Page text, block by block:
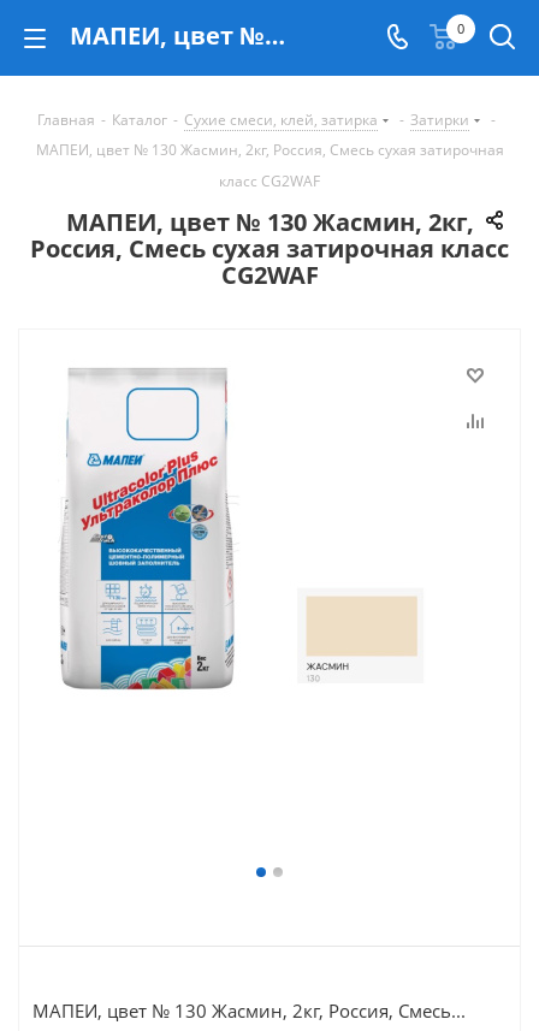
МАПЕИ, цвет № 130 Жасмин, 2кг, Россия, Смесь сухая затирочная класс CG2WAF - купить в Екатеринбурге 0
Главная - Каталог - Сухие смеси, клей, затирка - Затирки
-
МАПЕИ, цвет № 130 Жасмин, 2кг, Россия, Смесь сухая затирочная
класс CG2WAF
МАПЕИ, цвет № 130 Жасмин, 2кг,
Россия, Смесь сухая затирочная класс
CG2WAF
МАПЕИ, цвет № 130 Жасмин, 2кг, Россия, Смесь...